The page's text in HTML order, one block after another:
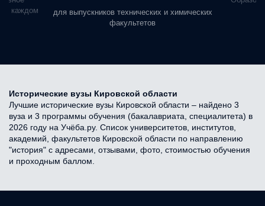
в каждом
для выпускников технических и химических
факультетов
Исторические вузы Кировской области
Лучшие исторические вузы Кировской области – найдено 3
вуза и 3 программы обучения (бакалавриата, специалитета) в
2026 году на Учёба.ру. Список университетов, институтов,
академий, факультетов Кировской области по направлению
"история" с адресами, отзывами, фото, стоимостью обучения
и проходным баллом.